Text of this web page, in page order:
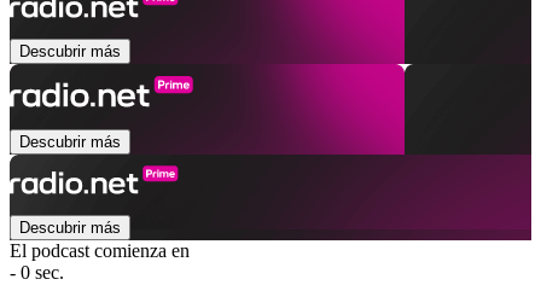
Descubrir más
Descubrir más
Descubrir más
El podcast comienza en
- 0 sec.